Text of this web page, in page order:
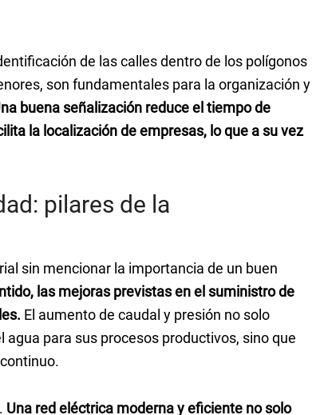
de las calles dentro de los polígonos
son fundamentales para la organización y
buena señalización reduce el tiempo de
la localización de empresas, lo que a su vez
pilares de la
sin mencionar la importancia de un buen
las mejoras previstas en el suministro de
El aumento de caudal y presión no solo
para sus procesos productivos, sino que
Una red eléctrica moderna y eficiente no solo